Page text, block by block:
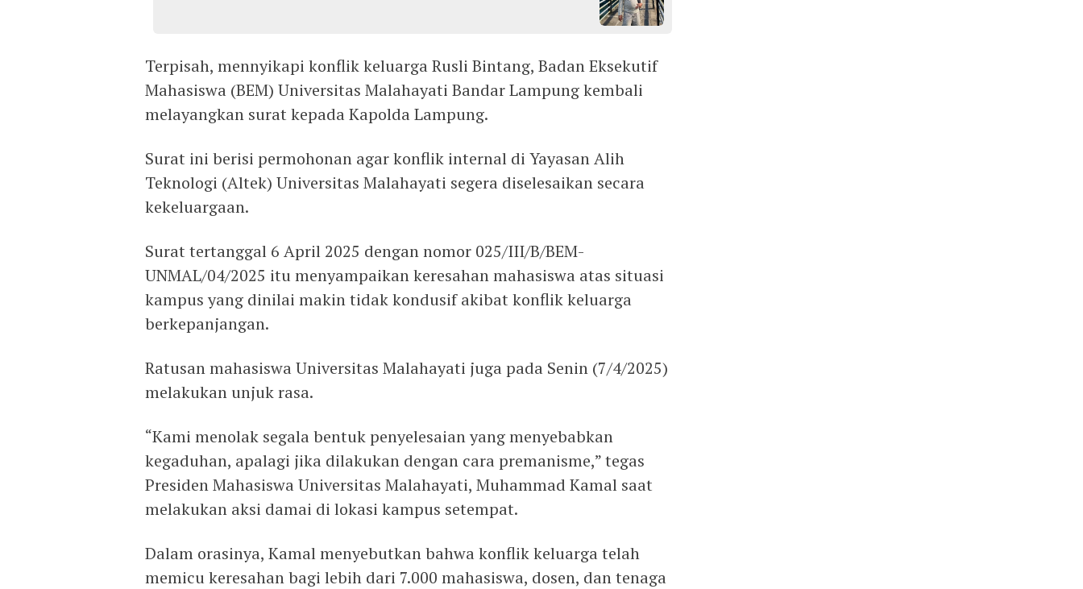
Terpisah, mennyikapi konflik keluarga Rusli Bintang, Badan Eksekutif
Mahasiswa (BEM) Universitas Malahayati Bandar Lampung kembali
melayangkan surat kepada Kapolda Lampung.
Surat ini berisi permohonan agar konflik internal di Yayasan Alih
Teknologi (Altek) Universitas Malahayati segera diselesaikan secara
kekeluargaan.
Surat tertanggal 6 April 2025 dengan nomor 025/III/B/BEM-
UNMAL/04/2025 itu menyampaikan keresahan mahasiswa atas situasi
kampus yang dinilai makin tidak kondusif akibat konflik keluarga
berkepanjangan.
Ratusan mahasiswa Universitas Malahayati juga pada Senin (7/4/2025)
melakukan unjuk rasa.
“Kami menolak segala bentuk penyelesaian yang menyebabkan
kegaduhan, apalagi jika dilakukan dengan cara premanisme,” tegas
Presiden Mahasiswa Universitas Malahayati, Muhammad Kamal saat
melakukan aksi damai di lokasi kampus setempat.
Dalam orasinya, Kamal menyebutkan bahwa konflik keluarga telah
memicu keresahan bagi lebih dari 7.000 mahasiswa, dosen, dan tenaga